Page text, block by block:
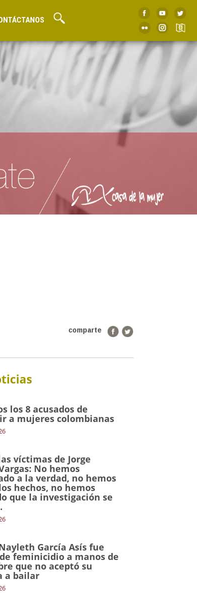
comparte
los 8 acusados de
a mujeres colombianas
víctimas de Jorge
No hemos
a la verdad, no hemos
hechos, no hemos
que la investigación se
García Asís fue
feminicidio a manos de
que no aceptó su
a bailar